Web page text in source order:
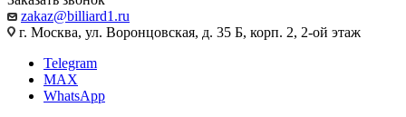
zakaz@billiard1.ru
г. Москва, ул. Воронцовская, д. 35 Б, корп. 2, 2-ой этаж
Telegram
MAX
WhatsApp